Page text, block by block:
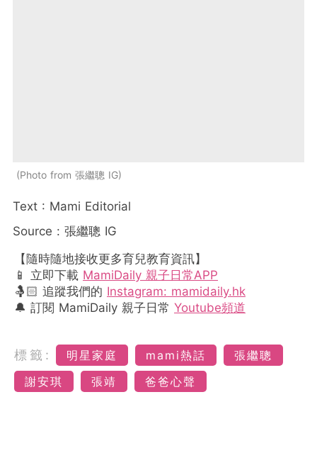
Photo from 張繼聰 IG
Text : Mami Editorial
Source : 張繼聰 IG
【隨時隨地接收更多育兒教育資訊】
📱 立即下載 MamiDaily 親子日常APP
🤱🏻 追蹤我們的 Instagram: mamidaily.hk
🔔 訂閱 MamiDaily 親子日常 Youtube頻道
標籤: 明星家庭 mami熱話
張繼聰
謝安琪
張靖 爸爸心聲